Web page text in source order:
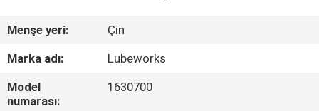
VIDEOLAR
Menşe yeri:
Çin
Marka adı:
Lubeworks
Model
numarası:
1630700